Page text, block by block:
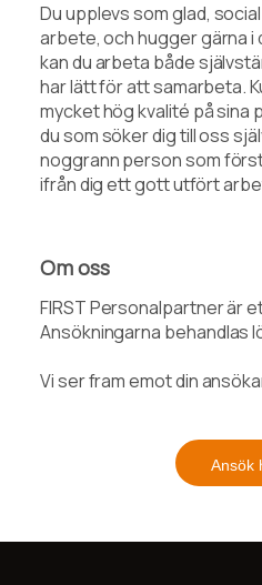
Du upplevs som glad,
arbete, och hugger gärna i
kan du arbeta både
har lätt för att samarbeta.
mycket hög kvalité på
du som söker dig till oss
noggrann person som
ifrån dig ett gott utfört
Om oss
FIRST Personalpartner är
Ansökningarna behandlas
Vi ser fram emot din
Ansök